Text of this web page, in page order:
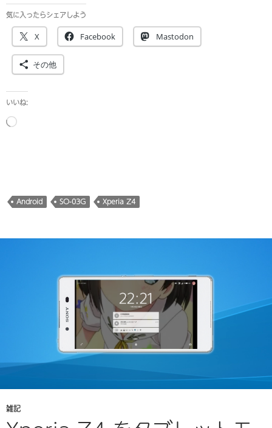
気に入ったらシェアしよう
X Facebook Mastodon
その他
いいね:
読
Android SO-03G Xperia Z4
雑記